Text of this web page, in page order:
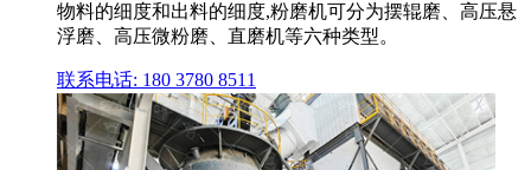
物料的细度和出料的细度,粉磨机可分为摆辊磨、高压悬
浮磨、高压微粉磨、直磨机等六种类型。
联系电话: 180 3780 8511